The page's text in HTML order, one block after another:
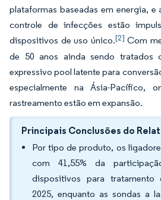
plataformas baseadas em energia,
controle de infecções estão
dispositivos de uso único.[2] Com
de 50 anos ainda sendo tratados
expressivo pool latente para
especialmente na Ásia-Pacífico,
rastreamento estão em expansão.
Principais Conclusões do
Por tipo de produto, os
com 41,55% da
dispositivos para tratamento
2025, enquanto as sondas a